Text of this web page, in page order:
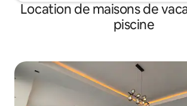
Location de maisons de
piscine